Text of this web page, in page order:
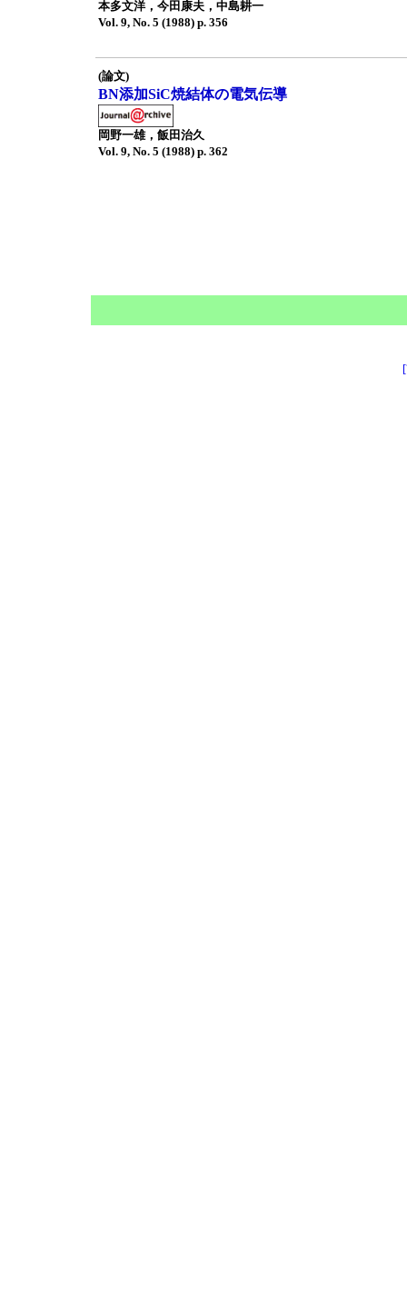
本多文洋，今田康夫，中島耕一
Vol. 9, No. 5 (1988) p. 356
(論文)
BN添加SiC焼結体の電気伝導
岡野一雄，飯田治久
Vol. 9, No. 5 (1988) p. 362